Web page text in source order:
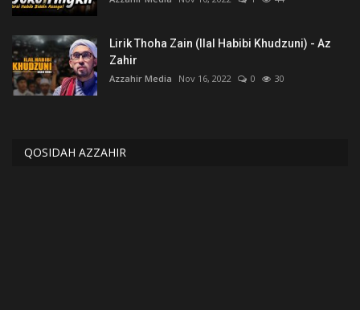
Lirik Thoha Zain (Ilal Habibi Khudzuni) - Az
Zahir
Azzahir Media Nov 16, 2022 0 30
QOSIDAH AZZAHIR